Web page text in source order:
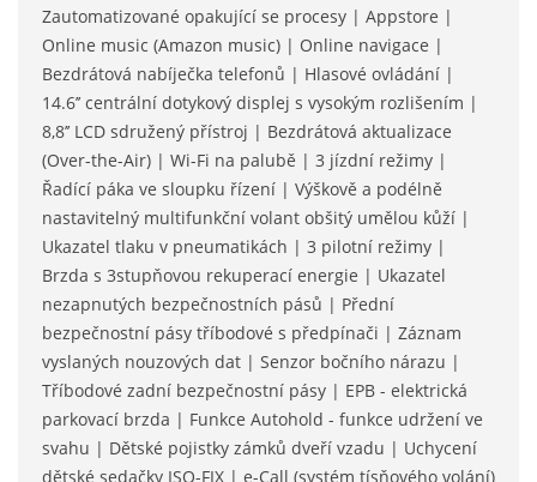
Zautomatizované opakující se procesy | Appstore |
Online music (Amazon music) | Online navigace |
Bezdrátová nabíječka telefonů | Hlasové ovládání |
14.6’’ centrální dotykový displej s vysokým rozlišením |
8,8’’ LCD sdružený přístroj | Bezdrátová aktualizace
(Over-the-Air) | Wi-Fi na palubě | 3 jízdní režimy |
Řadící páka ve sloupku řízení | Výškově a podélně
nastavitelný multifunkční volant obšitý umělou kůží |
Ukazatel tlaku v pneumatikách | 3 pilotní režimy |
Brzda s 3stupňovou rekuperací energie | Ukazatel
nezapnutých bezpečnostních pásů | Přední
bezpečnostní pásy tříbodové s předpínači | Záznam
vyslaných nouzových dat | Senzor bočního nárazu |
Tříbodové zadní bezpečnostní pásy | EPB - elektrická
parkovací brzda | Funkce Autohold - funkce udržení ve
svahu | Dětské pojistky zámků dveří vzadu | Uchycení
dětské sedačky ISO-FIX | e-Call (systém tísňového volání)